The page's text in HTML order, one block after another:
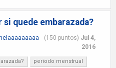
si quede embarazada?
(150 puntos) Jul 4,
2016
periodo menstrual